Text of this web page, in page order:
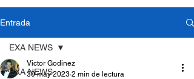
Entrada
EXA NEWS
EXA NEWS
Victor Godinez
30 may 2023 2 min de lectura